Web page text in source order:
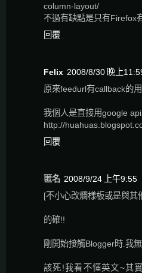
column-layout/
不過有缺點是只有Firefox
回覆
Felix 2008/8/30 晚上
原來feedurl有callback的
我個人是直接用google api
http://
回覆
匿名 2008/9/24 上午9:55
[不小心改爛樣板或是與其
的確!!
剛開始接觸Blogger時.我
該死!我看不懂英文~其